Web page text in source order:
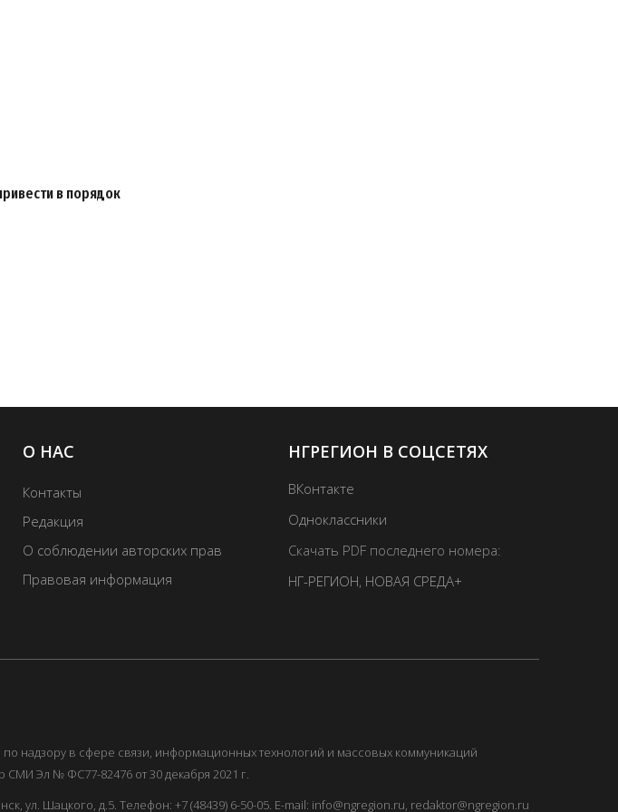
в порядок
О НАС
Контакты
Редакция
О соблюдении авторских прав
Правовая информация
НГРЕГИОН В СОЦСЕТЯХ
ВКонтакте
Одноклассники
Скачать PDF последнего номера:
НГ-РЕГИОН, НОВАЯ СРЕДА+
надзору в сфере связи, информационных технологий и массовых коммуникаций
Эл № ФС77-82476 от 30 декабря 2021 г.
ул. Шацкого, д.5. Телефон: +7 (48439) 6-50-05. E-mail: info@ngregion.ru, redaktor@ngregion.ru